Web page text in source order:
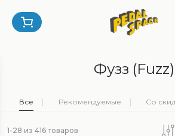
Фузз (Fuzz)
Все Рекомендуемые Со
1-28 из 416 товаров